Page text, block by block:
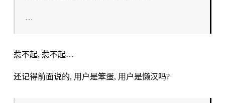
…
惹不起, 惹不起…
还记得前面说的, 用户是笨蛋, 用户是懒汉吗?